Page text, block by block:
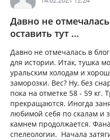
Давно не
оставить тут ...
Давно не отмечалась в
для истории. Итак, тушка
уральским холодам и
заморозки. Вес? Ну, без
пока на отметке 58 - 59 кг.
прекращаются. Иногда
любимой себя по скалам и
камнем продолжается.
спелеологии. Начала